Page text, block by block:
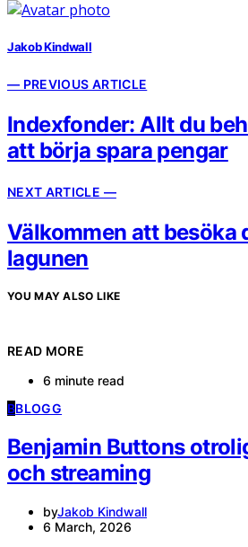
Jakob Kindwall
— PREVIOUS ARTICLE
Indexfonder: Allt du
att börja spara pengar
NEXT ARTICLE —
Välkommen att besöka
lagunen
YOU MAY ALSO LIKE
READ MORE
6 minute read
BBLOGG
Benjamin Buttons
och streaming
byJakob Kindwall
6 March, 2026